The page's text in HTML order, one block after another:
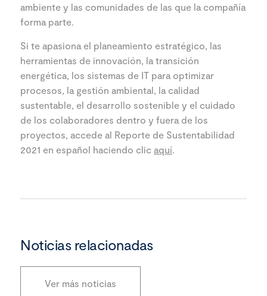
ambiente y las comunidades de las que la compañía
forma parte.
Si te apasiona el planeamiento estratégico, las
herramientas de innovación, la transición
energética, los sistemas de IT para optimizar
procesos, la gestión ambiental, la calidad
sustentable, el desarrollo sostenible y el cuidado
de los colaboradores dentro y fuera de los
proyectos, accede al Reporte de Sustentabilidad
2021 en español haciendo clic aquí.
Noticias relacionadas
Ver más noticias